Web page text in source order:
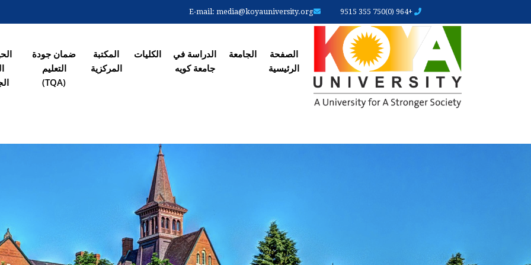
+964 (0)750 355 9515
E-mail: media@koyauniversity.org
الصفحة
الرئیسیة
الجامعة
الدراسة في
جامعة کویە
الکلیات
المکتبة
المرکزیة
ضمان جودة
التعلیم
(TQA)